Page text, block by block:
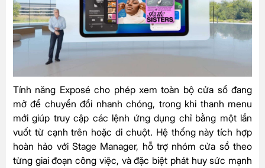
Tính năng Exposé cho phép xem toàn bộ cửa sổ đang
mở để chuyển đổi nhanh chóng, trong khi thanh menu
mới giúp truy cập các lệnh ứng dụng chỉ bằng một lần
vuốt từ cạnh trên hoặc di chuột. Hệ thống này tích hợp
hoàn hảo với Stage Manager, hỗ trợ nhóm cửa sổ theo
từng giai đoạn công việc, và đặc biệt phát huy sức mạnh